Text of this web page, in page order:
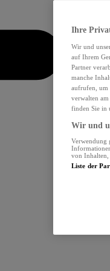
Ihre
Wir und
auf Ihrem
Partner
manche
aufrufen, um
verwalten
finden Sie in
Wir und
Verwendung
von Inhalten,
Liste der